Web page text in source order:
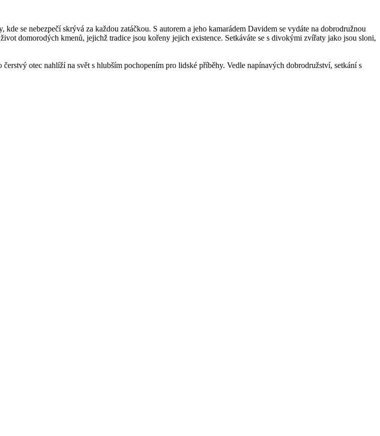
se nebezpečí skrývá za každou zatáčkou. S autorem a jeho kamarádem Davidem se vydáte na dobrodružnou
domorodých kmenů, jejichž tradice jsou kořeny jejich existence. Setkáváte se s divokými zvířaty jako jsou sloni,
otec nahlíží na svět s hlubším pochopením pro lidské příběhy. Vedle napínavých dobrodružství, setkání s